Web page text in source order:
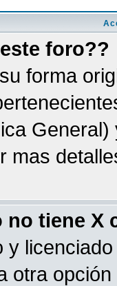
foro??
forma
mas
no tiene X
y
otra